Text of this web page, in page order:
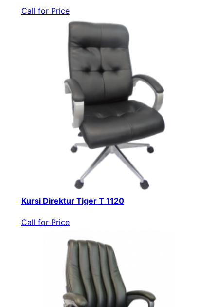
Call for Price
Kursi Direktur Tiger T 1120
Call for Price